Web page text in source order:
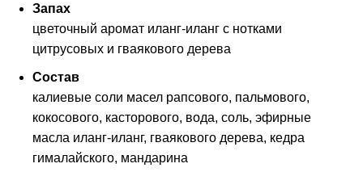
Запах
цветочный аромат иланг-иланг с нотками
цитрусовых и гваякового дерева
Состав
калиевые соли масел рапсового, пальмового,
кокосового, касторового, вода, соль, эфирные
масла иланг-иланг, гваякового дерева, кедра
гималайского, мандарина